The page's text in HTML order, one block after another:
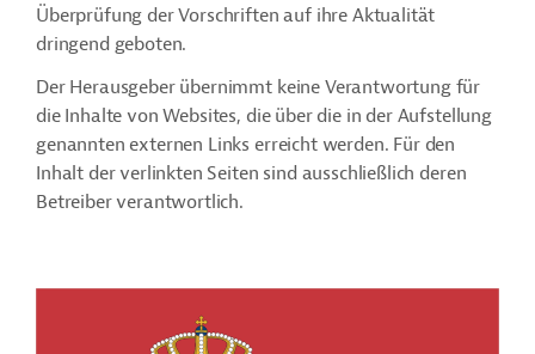
Überprüfung der Vorschriften auf ihre Aktualität
dringend geboten.
Der Herausgeber übernimmt keine Verantwortung für
die Inhalte von Websites, die über die in der Aufstellung
genannten externen Links erreicht werden. Für den
Inhalt der verlinkten Seiten sind ausschließlich deren
Betreiber verantwortlich.